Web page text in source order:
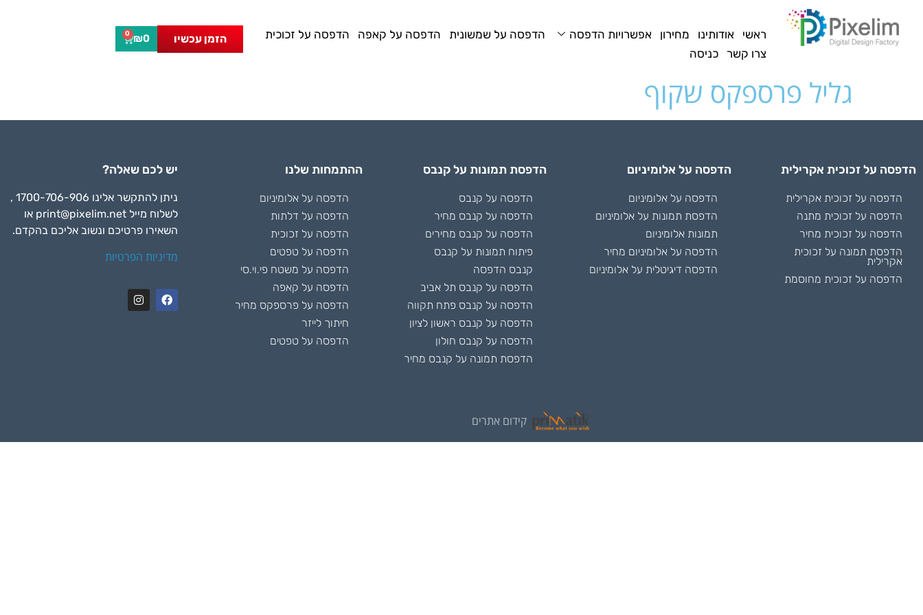
ראשי אודותינו מחירון אפשרויות הדפסה הדפסה על שמשונית הדפסה על קאפה
הדפסה על זכוכית
צרו קשר
כניסה
הזמן עכשיו ₪0
0
גליל פרספקס שקוף
הדפסה על זכוכית אקרילית
הדפסה על זכוכית אקרילית
הדפסה על זכוכית מתנה
הדפסה על זכוכית מחיר
הדפסת תמונה על זכוכית
אקרילית
הדפסה על זכוכית מחוסמת
הדפסה על אלומיניום
הדפסה על אלומיניום
הדפסת תמונות על אלומיניום
תמונות אלומיניום
הדפסה על אלומיניום מחיר
הדפסה דיגיטלית על אלומיניום
הדפסת תמונות על קנבס
הדפסה על קנבס
הדפסה על קנבס מחיר
הדפסה על קנבס מחירים
פיתוח תמונות על קנבס
קנבס הדפסה
הדפסה על קנבס תל אביב
הדפסה על קנבס פתח תקווה
הדפסה על קנבס ראשון לציון
הדפסה על קנבס חולון
הדפסת תמונה על קנבס מחיר
ההתמחות שלנו
הדפסה על אלומיניום
הדפסה על דלתות
הדפסה על זכוכית
הדפסה על טפטים
הדפסה על משטח פי.וי.סי
הדפסה על קאפה
הדפסה על פרספקס מחיר
חיתוך לייזר
הדפסה על טפטים
יש לכם שאלה?
ניתן להתקשר אלינו 1700-706-906 ,
לשלוח מיילprint@pixelim.net או
השאירו פרטיכם ונשוב אליכם בהקדם.
מדיניות הפרטיות
קידום אתרים